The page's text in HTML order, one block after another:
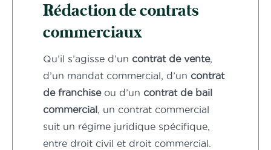
Rédaction de contrats
commerciaux
Qu’il s’agisse d’un contrat de vente,
d’un mandat commercial, d’un contrat
de franchiseou d’un contrat de bail
commercial , un contrat commercial
suit un régime juridique spécifique,
entre droit civil et droit commercial.